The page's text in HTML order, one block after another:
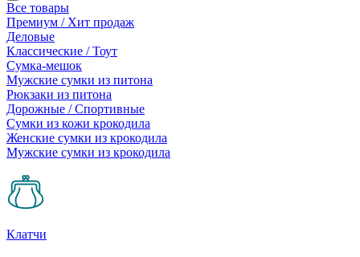
Все товары
Премиум / Хит продаж
Деловые
Классические / Тоут
Сумка-мешок
Мужские сумки из питона
Рюкзаки из питона
Дорожные / Спортивные
Сумки из кожи крокодила
Женские сумки из крокодила
Мужские сумки из крокодила
Клатчи